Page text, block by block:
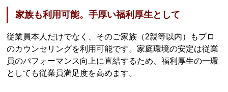
家族も利用可能。手厚い福利厚生として
従業員本人だけでなく、そのご家族（2親等以内）もプロ
のカウンセリングを利用可能です。家庭環境の安定は従業
員のパフォーマンス向上に直結するため、福利厚生の一環
としても従業員満足度を高めます。